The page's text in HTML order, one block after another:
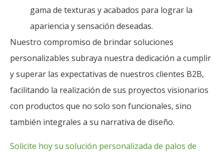
gama de texturas y acabados para lograr la
apariencia y sensación deseadas.
Nuestro compromiso de brindar soluciones
personalizables subraya nuestra dedicación a cumplir
y superar las expectativas de nuestros clientes B2B,
facilitando la realización de sus proyectos visionarios
con productos que no solo son funcionales, sino
también integrales a su narrativa de diseño.
Solicite hoy su solución personalizada de palos de